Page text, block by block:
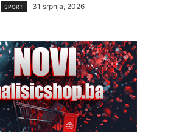
SPORT 31 srpnja, 2026